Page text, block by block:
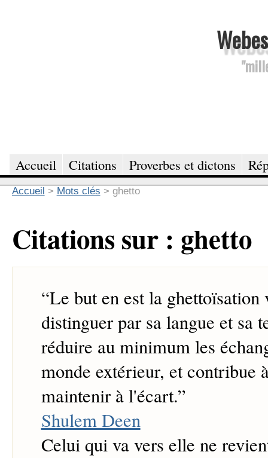
Accueil Citations Proverbes et dictons
Accueil > Mots clés > ghetto
Citations sur : ghetto
“Le but en est la ghettoïsation
distinguer par sa langue et sa
réduire au minimum les
monde extérieur, et contribue
maintenir à l'écart.”
Shulem Deen
Celui qui va vers elle ne